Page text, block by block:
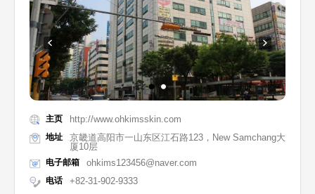
主页 http://www.ohkimsskin.com
地址
京畿道高阳市一山东区江石路123，New Samchang大
厦10层
电子邮箱 ohkims123456@naver.com
电话 +82-31-902-9333